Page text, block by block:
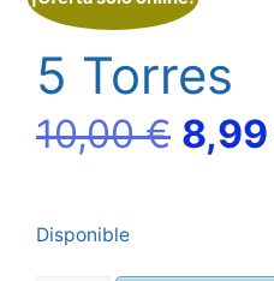
5 Torres
10,00€ El
8,99
Disponible